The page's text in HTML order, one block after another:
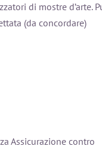
di mostre d’arte.
(da concordare)
Assicurazione contro